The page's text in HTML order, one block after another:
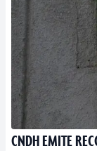
CNDH EMITE